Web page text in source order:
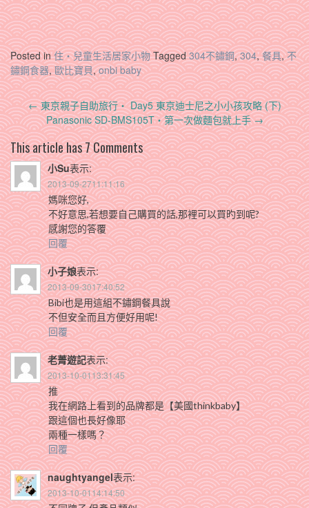
Posted in住‧兒童生活居家小物Tagged304不鏽鋼,304,餐具,不
鏽鋼食器,歐比寶貝,onbi baby
Post
navigation
←東京親子自助旅行‧ Day5 東京迪士尼之小小孩攻略 (下)
Panasonic SD-BMS105T‧第一次做麵包就上手→
This article has 7 Comments
小Su表示:
2013-09-2711:11:16
媽咪您好,
不好意思,若想要自己購買的話,那裡可以買旳到呢?
感謝您的答覆
回覆
小子娘表示:
2013-09-3017:40:52
Bibi也是用這組不鏽鋼餐具說
不但安全而且方便好用呢!
回覆
老菁遊記表示:
2013-10-0113:31:45
推
我在網路上看到的品牌都是【美國thinkbaby】
跟這個也長好像耶
兩種一樣嗎？
回覆
naughtyangel表示:
2013-10-0114:14:50